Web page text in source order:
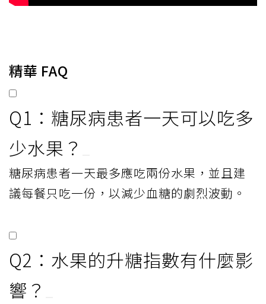
精華 FAQ
Q1：糖尿病患者一天可以吃多
少水果？
糖尿病患者一天最多應吃兩份水果，並且建
議每餐只吃一份，以減少血糖的劇烈波動。
Q2：水果的升糖指數有什麼影
響？